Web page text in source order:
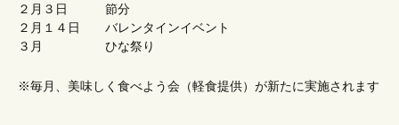
２月３日 節分
２月１４日 バレンタインイベント
３月 ひな祭り
※毎月、美味しく食べよう会（軽食提供）が新たに実施されます